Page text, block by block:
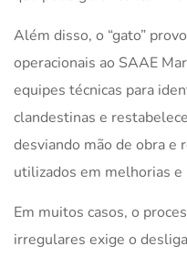
Além disso, o “gato”
operacionais ao SAAE
equipes técnicas para
clandestinas e
desviando mão de obra e
utilizados em melhorias
Em muitos casos, o
irregulares exige o